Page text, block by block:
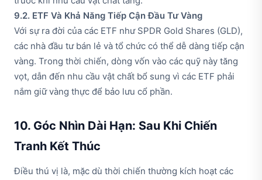
9.2. ETF Và Khả Năng Tiếp Cận Đầu Tư Vàng
Với sự ra đời của các ETF như SPDR Gold Shares (GLD),
các nhà đầu tư bán lẻ và tổ chức có thể dễ dàng tiếp cận
vàng. Trong thời chiến, dòng vốn vào các quỹ này tăng
vọt, dẫn đến nhu cầu vật chất bổ sung vì các ETF phải
nắm giữ vàng thực để bảo lưu cổ phần.
10. Góc Nhìn Dài Hạn: Sau Khi Chiến
Tranh Kết Thúc
Điều thú vị là, mặc dù thời chiến thường kích hoạt các